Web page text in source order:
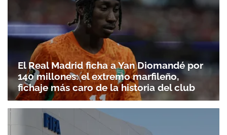
El Real Madrid ficha a Yan Diomandé por
140 millones: el extremo marfileño,
fichaje más caro de la historia del club